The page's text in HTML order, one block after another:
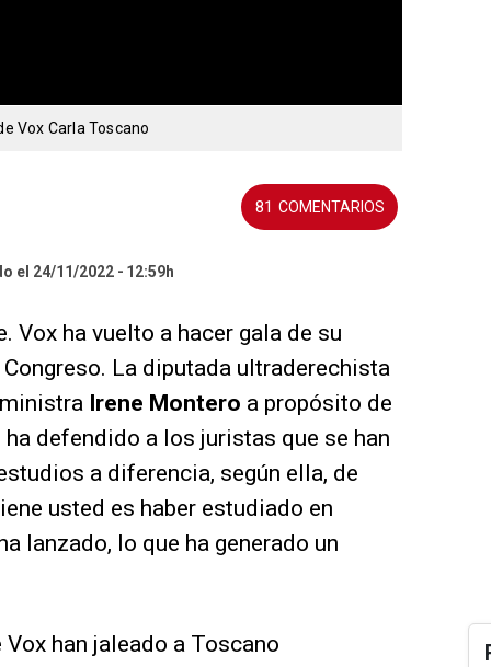
Vox Carla Toscano
el 24/11/2022 12:59h
81
Vox ha vuelto a hacer gala de su
La diputada ultraderechista
Irene Montero a propósito de
defendido a los juristas que se han
a diferencia, según ella, de
usted es haber estudiado en
lanzado, lo que ha generado un
han jaleado a Toscano